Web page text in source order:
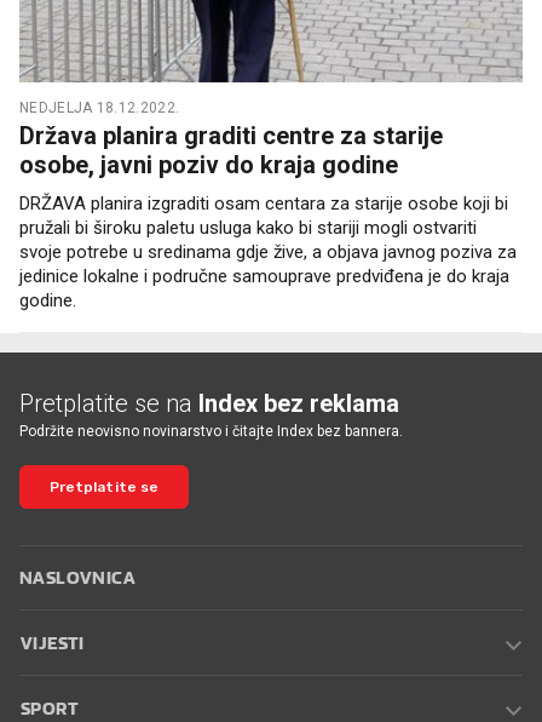
NEDJELJA 18.12.2022.
Država planira graditi centre za starije
osobe, javni poziv do kraja godine
DRŽAVA planira izgraditi osam centara za starije osobe koji bi
pružali bi široku paletu usluga kako bi stariji mogli ostvariti
svoje potrebe u sredinama gdje žive, a objava javnog poziva za
jedinice lokalne i područne samouprave predviđena je do kraja
godine.
Pretplatite se na Index bez reklama
Podržite neovisno novinarstvo i čitajte Index bez bannera.
Pretplatite se
NASLOVNICA
VIJESTI
SPORT